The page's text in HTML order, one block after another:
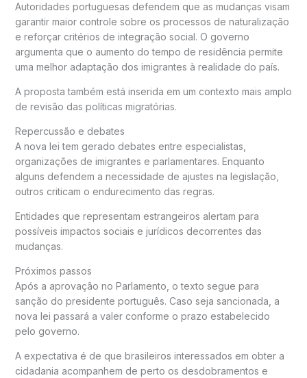
Autoridades portuguesas defendem que as mudanças visam
garantir maior controle sobre os processos de naturalização
e reforçar critérios de integração social. O governo
argumenta que o aumento do tempo de residência permite
uma melhor adaptação dos imigrantes à realidade do país.
A proposta também está inserida em um contexto mais amplo
de revisão das políticas migratórias.
Repercussão e debates
A nova lei tem gerado debates entre especialistas,
organizações de imigrantes e parlamentares. Enquanto
alguns defendem a necessidade de ajustes na legislação,
outros criticam o endurecimento das regras.
Entidades que representam estrangeiros alertam para
possíveis impactos sociais e jurídicos decorrentes das
mudanças.
Próximos passos
Após a aprovação no Parlamento, o texto segue para
sanção do presidente português. Caso seja sancionada, a
nova lei passará a valer conforme o prazo estabelecido
pelo governo.
A expectativa é de que brasileiros interessados em obter a
cidadania acompanhem de perto os desdobramentos e